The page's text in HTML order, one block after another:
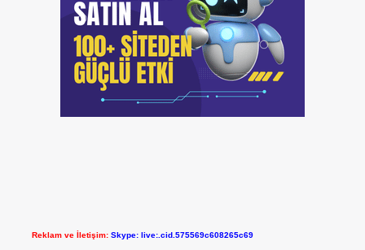
Reklam ve İletişim: Skype: live:.cid.575569c608265c69